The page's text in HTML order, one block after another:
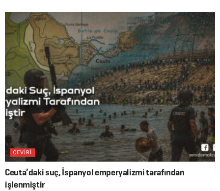
ÇEVİRİ
Ceuta’daki suç, İspanyol emperyalizmi tarafından
işlenmiştir